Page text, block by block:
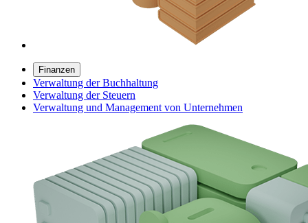
Finanzen
Verwaltung der Buchhaltung
Verwaltung der Steuern
Verwaltung und Management von Unternehmen